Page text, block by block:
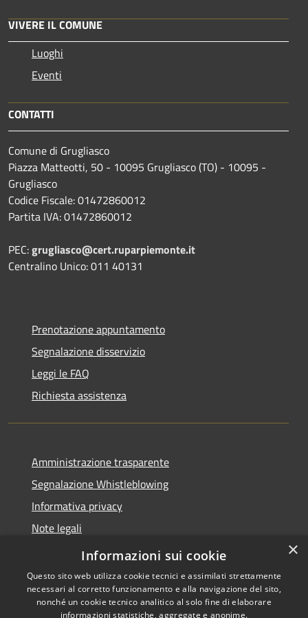
VIVERE IL COMUNE
Luoghi
Eventi
CONTATTI
Comune di Grugliasco
Piazza Matteotti, 50 - 10095 Grugliasco (TO) - 10095 -
Grugliasco
Codice Fiscale: 01472860012
Partita IVA: 01472860012
PEC:grugliasco@cert.ruparpiemonte.it
Centralino Unico: 011 40131
Prenotazione appuntamento
Segnalazione disservizio
Leggi le FAQ
Richiesta assistenza
Amministrazione trasparente
Segnalazione Whistleblowing
Informativa privacy
Note legali
Dichiarazione di accessibilità
×
Informazioni sui cookie
Questo sito web utilizza cookie tecnici e assimilati strettamente
necessari al corretto funzionamento e alla navigazione del sito,
nonché un cookie tecnico analitico al solo fine di elaborare
informazioni statistiche, aggregate e anonime.